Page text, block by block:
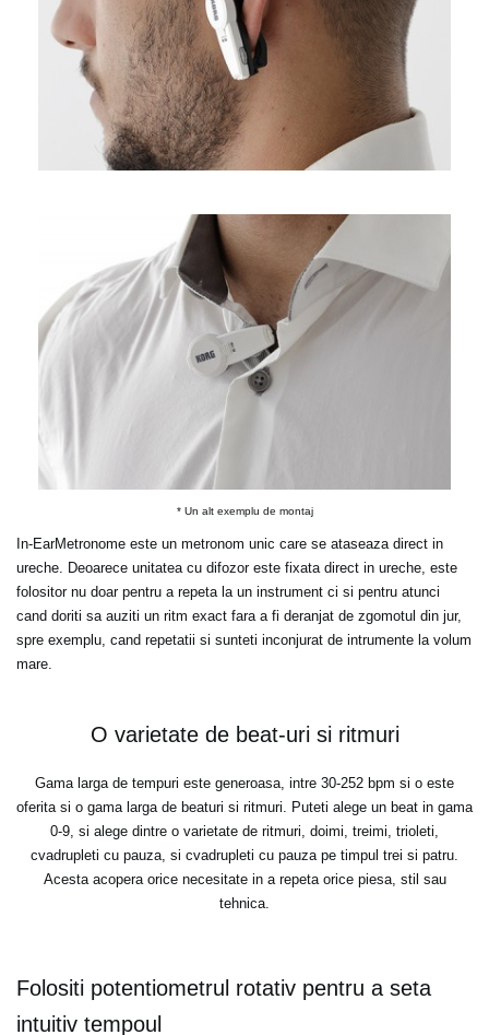
* Un alt exemplu de montaj
In-EarMetronome este un metronom unic care se ataseaza direct in
ureche. Deoarece unitatea cu difozor este fixata direct in ureche, este
folositor nu doar pentru a repeta la un instrument ci si pentru atunci
cand doriti sa auziti un ritm exact fara a fi deranjat de zgomotul din jur,
spre exemplu, cand repetatii si sunteti inconjurat de intrumente la volum
mare.
O varietate de beat-uri si ritmuri
Gama larga de tempuri este generoasa, intre 30-252 bpm si o este
oferita si o gama larga de beaturi si ritmuri. Puteti alege un beat in gama
0-9, si alege dintre o varietate de ritmuri, doimi, treimi, trioleti,
cvadrupleti cu pauza, si cvadrupleti cu pauza pe timpul trei si patru.
Acesta acopera orice necesitate in a repeta orice piesa, stil sau
tehnica.
Folositi potentiometrul rotativ pentru a seta
intuitiv tempoul